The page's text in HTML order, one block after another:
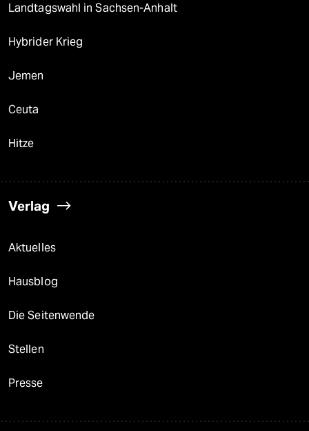
Landtagswahl in Sachsen-Anhalt
Hybrider Krieg
Jemen
Ceuta
Hitze
Verlag
Aktuelles
Hausblog
Die Seitenwende
Stellen
Presse